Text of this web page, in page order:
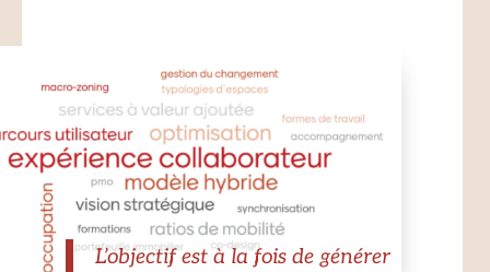
L’objectif est à la fois de générer